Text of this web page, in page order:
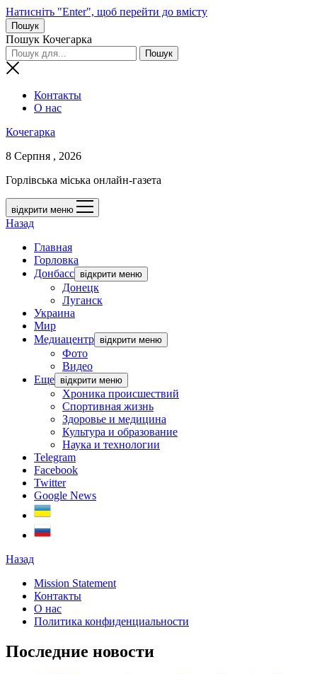
Натисніть "Enter", щоб перейти до вмісту
Пошук
Пошук Кочегарка
Контакты
О нас
Кочегарка
8 Серпня , 2026
Горлівська міська онлайн-газета
відкрити меню
Назад
Главная
Горловка
Донбасс відкрити меню
Донецк
Луганск
Украина
Мир
Медиацентр відкрити меню
Фото
Видео
Еще відкрити меню
Хроника происшествий
Спортивная жизнь
Здоровье и медицина
Культура и образование
Наука и технологии
Telegram
Facebook
Twitter
Google News
Назад
Mission Statement
Контакты
О нас
Политика конфиденциальности
Последние новости